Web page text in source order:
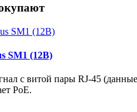
SM1 (12B)
с витой пары RJ-45
PoE.